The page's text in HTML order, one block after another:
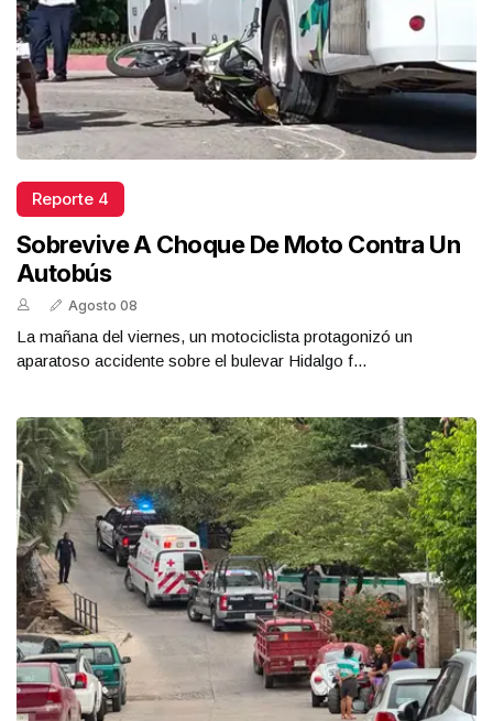
Reporte 4
Sobrevive A Choque De Moto Contra Un
Autobús
Agosto 08
La mañana del viernes, un motociclista protagonizó un
aparatoso accidente sobre el bulevar Hidalgo f...